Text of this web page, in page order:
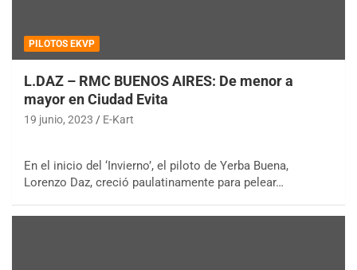
PILOTOS EKVP
L.DAZ – RMC BUENOS AIRES: De menor a
mayor en Ciudad Evita
19 junio, 2023 E-Kart
En el inicio del ‘Invierno’, el piloto de Yerba Buena,
Lorenzo Daz, creció paulatinamente para pelear…